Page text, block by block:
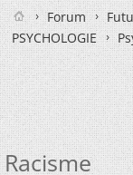
Forum
PSYCHOLOGIE
Racisme